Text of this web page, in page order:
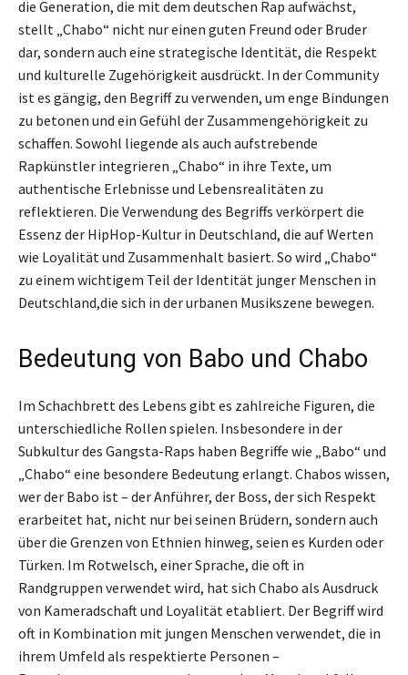
die Generation, die mit dem deutschen Rap aufwächst,
stellt „Chabo“ nicht nur einen guten Freund oder Bruder
dar, sondern auch eine strategische Identität, die Respekt
und kulturelle Zugehörigkeit ausdrückt. In der Community
ist es gängig, den Begriff zu verwenden, um enge Bindungen
zu betonen und ein Gefühl der Zusammengehörigkeit zu
schaffen. Sowohl liegende als auch aufstrebende
Rapkünstler integrieren „Chabo“ in ihre Texte, um
authentische Erlebnisse und Lebensrealitäten zu
reflektieren. Die Verwendung des Begriffs verkörpert die
Essenz der HipHop-Kultur in Deutschland, die auf Werten
wie Loyalität und Zusammenhalt basiert. So wird „Chabo“
zu einem wichtigem Teil der Identität junger Menschen in
Deutschland,die sich in der urbanen Musikszene bewegen.
Bedeutung von Babo und Chabo
Im Schachbrett des Lebens gibt es zahlreiche Figuren, die
unterschiedliche Rollen spielen. Insbesondere in der
Subkultur des Gangsta-Raps haben Begriffe wie „Babo“ und
„Chabo“ eine besondere Bedeutung erlangt. Chabos wissen,
wer der Babo ist – der Anführer, der Boss, der sich Respekt
erarbeitet hat, nicht nur bei seinen Brüdern, sondern auch
über die Grenzen von Ethnien hinweg, seien es Kurden oder
Türken. Im Rotwelsch, einer Sprache, die oft in
Randgruppen verwendet wird, hat sich Chabo als Ausdruck
von Kameradschaft und Loyalität etabliert. Der Begriff wird
oft in Kombination mit jungen Menschen verwendet, die in
ihrem Umfeld als respektierte Personen –